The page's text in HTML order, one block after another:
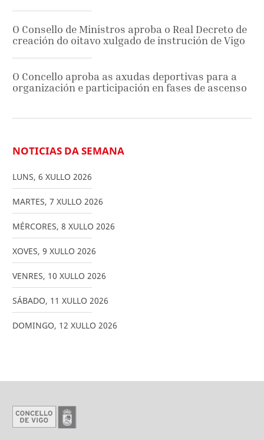
O Consello de Ministros aproba o Real Decreto de
creación do oitavo xulgado de instrución de Vigo
O Concello aproba as axudas deportivas para a
organización e participación en fases de ascenso
NOTICIAS DA SEMANA
LUNS, 6 XULLO 2026
MARTES, 7 XULLO 2026
MÉRCORES, 8 XULLO 2026
XOVES, 9 XULLO 2026
VENRES, 10 XULLO 2026
SÁBADO, 11 XULLO 2026
DOMINGO, 12 XULLO 2026